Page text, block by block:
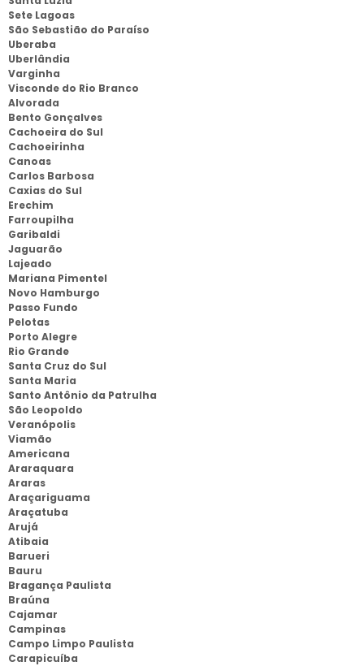
Sete Lagoas
São Sebastião do Paraíso
Uberaba
Uberlândia
Varginha
Visconde do Rio Branco
Alvorada
Bento Gonçalves
Cachoeira do Sul
Cachoeirinha
Canoas
Carlos Barbosa
Caxias do Sul
Erechim
Farroupilha
Garibaldi
Jaguarão
Lajeado
Mariana Pimentel
Novo Hamburgo
Passo Fundo
Pelotas
Porto Alegre
Rio Grande
Santa Cruz do Sul
Santa Maria
Santo Antônio da Patrulha
São Leopoldo
Veranópolis
Viamão
Americana
Araraquara
Araras
Araçariguama
Araçatuba
Arujá
Atibaia
Barueri
Bauru
Bragança Paulista
Braúna
Cajamar
Campinas
Campo Limpo Paulista
Carapicuíba